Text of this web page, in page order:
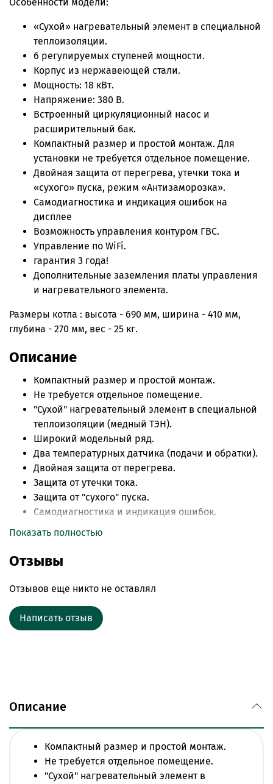
«Сухой» нагревательный элемент в специальной
теплоизоляции.
6 регулируемых ступеней мощности.
Корпус из нержавеющей стали.
Мощность: 18 кВт.
Напряжение: 380 В.
Встроенный циркуляционный насос и
расширительный бак.
Компактный размер и простой монтаж. Для
установки не требуется отдельное помещение.
Двойная защита от перегрева, утечки тока и
«сухого» пуска, режим «Антизаморозка».
Самодиагностика и индикация ошибок на
дисплее
Возможность управления контуром ГВС.
Управление по WiFi.
гарантия 3 года!
Дополнительные заземления платы управления
и нагревательного элемента.
Размеры котла : высота - 690 мм, ширина - 410 мм,
глубина - 270 мм, вес - 25 кг.
Описание
Компактный размер и простой монтаж.
Не требуется отдельное помещение.
"Сухой" нагревательный элемент в специальной
теплоизоляции (медный ТЭН).
Широкий модельный ряд.
Два температурных датчика (подачи и обратки).
Двойная защита от перегрева.
Защита от утечки тока.
Защита от "сухого" пуска.
Самодиагностика и индикация ошибок.
Возможность управления контуром ГВС.
Управление по WiFi.
возможностью настройки выбега.
Дополнительное заземление платы управления
Показать полностью
Отзывы
Отзывов еще никто не оставлял
Написать отзыв
Описание
Компактный размер и простой монтаж.
Не требуется отдельное помещение.
"Сухой" нагревательный элемент в